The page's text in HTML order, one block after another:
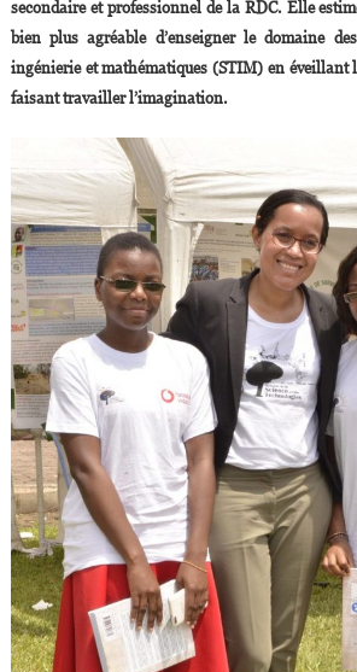
secondaire et professionnel de la RDC. Elle
bien plus agréable d’enseigner le domaine
ingénierie et mathématiques (STIM) en éveillant
faisant travailler l’imagination.